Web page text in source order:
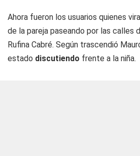
Ahora fueron los usuarios quienes
de la pareja paseando por las calles
Rufina Cabré. Según trascendió
estado discutiendo frente a la niña.